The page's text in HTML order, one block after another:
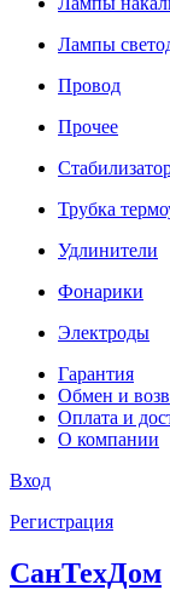
Лампы
Провод
Прочее
Трубка
Удлинители
Фонарики
Электроды
Гарантия
Обмен и
Оплата и
О компании
Вход
Регистрация
СанТехДом